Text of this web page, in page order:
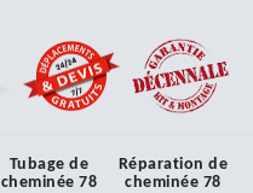
Tubage de
cheminée 78
Réparation de
cheminée 78